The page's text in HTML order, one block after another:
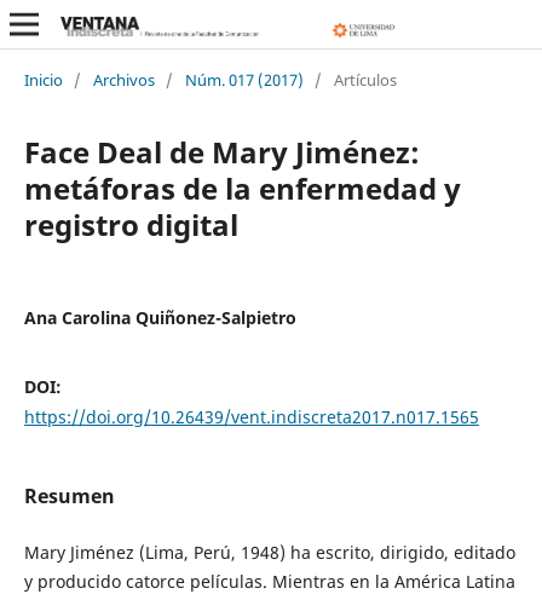
Inicio / Archivos / Núm. 017 (2017) / Artículos
Face Deal de Mary Jiménez:
metáforas de la enfermedad y
registro digital
Ana Carolina Quiñonez-Salpietro
DOI:
https://doi.org/10.26439/vent.indiscreta2017.n017.1565
Resumen
Mary Jiménez (Lima, Perú, 1948) ha escrito, dirigido, editado
y producido catorce películas. Mientras en la América Latina